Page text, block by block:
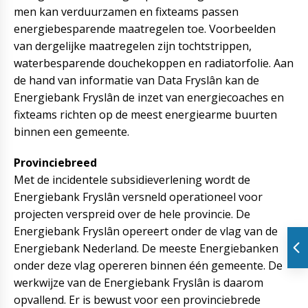
men kan verduurzamen en fixteams passen
energiebesparende maatregelen toe. Voorbeelden
van dergelijke maatregelen zijn tochtstrippen,
waterbesparende douchekoppen en radiatorfolie. Aan
de hand van informatie van Data Fryslân kan de
Energiebank Fryslân de inzet van energiecoaches en
fixteams richten op de meest energiearme buurten
binnen een gemeente.
Provinciebreed
Met de incidentele subsidieverlening wordt de
Energiebank Fryslân versneld operationeel voor
projecten verspreid over de hele provincie. De
Energiebank Fryslân opereert onder de vlag van de
Energiebank Nederland. De meeste Energiebanken
onder deze vlag opereren binnen één gemeente. De
werkwijze van de Energiebank Fryslân is daarom
opvallend. Er is bewust voor een provinciebrede